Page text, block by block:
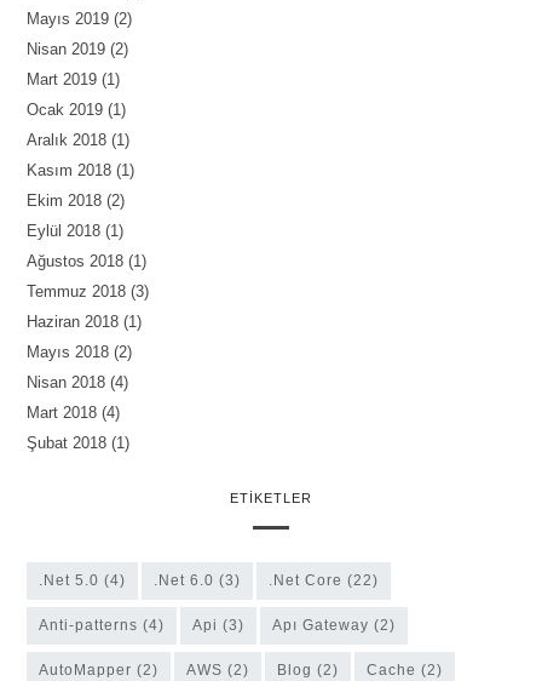
Mayıs 2019(2)
Nisan 2019(2)
Mart 2019(1)
Ocak 2019(1)
Aralık 2018(1)
Kasım 2018(1)
Ekim 2018(2)
Eylül 2018(1)
Ağustos 2018(1)
Temmuz 2018(3)
Haziran 2018(1)
Mayıs 2018(2)
Nisan 2018(4)
Mart 2018(4)
Şubat 2018(1)
ETIKETLER
.Net 5.0 (4) .Net 6.0 (3) .Net Core (22)
anti-patterns (4) Api (3) Apı Gateway (2)
AutoMapper (2) AWS (2) Blog (2) Cache (2)